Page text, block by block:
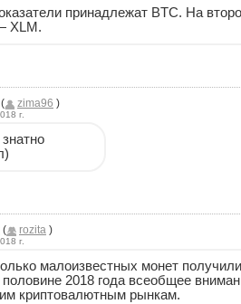
принадлежат BTC. На
XLM.
( zima96 )
г.
( rozita )
г.
малоизвестных монет
половине 2018 года всеобщее
криптовалютным рынкам.